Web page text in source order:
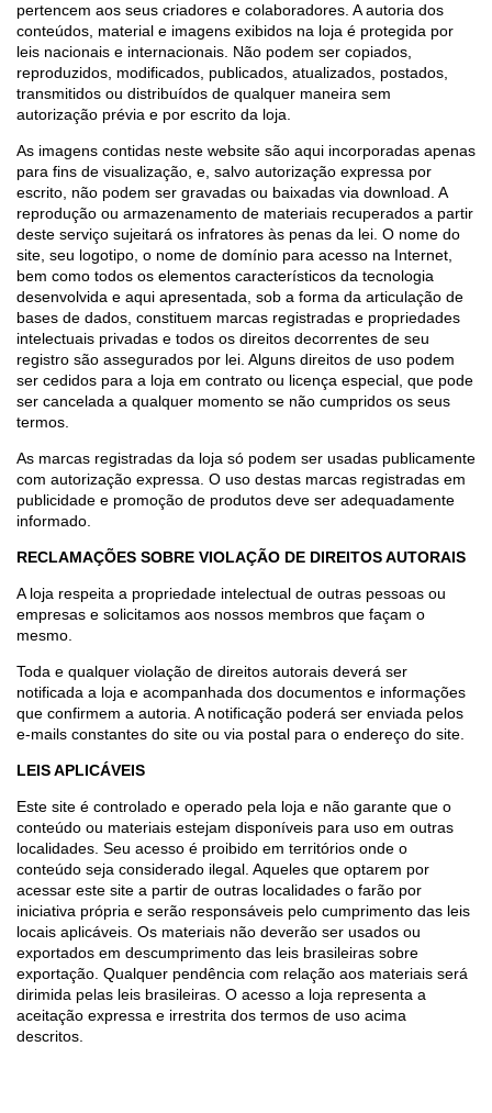
pertencem aos seus criadores e colaboradores. A autoria dos
conteúdos, material e imagens exibidos na loja é protegida por
leis nacionais e internacionais. Não podem ser copiados,
reproduzidos, modificados, publicados, atualizados, postados,
transmitidos ou distribuídos de qualquer maneira sem
autorização prévia e por escrito da loja.
As imagens contidas neste website são aqui incorporadas apenas
para fins de visualização, e, salvo autorização expressa por
escrito, não podem ser gravadas ou baixadas via download. A
reprodução ou armazenamento de materiais recuperados a partir
deste serviço sujeitará os infratores às penas da lei. O nome do
site, seu logotipo, o nome de domínio para acesso na Internet,
bem como todos os elementos característicos da tecnologia
desenvolvida e aqui apresentada, sob a forma da articulação de
bases de dados, constituem marcas registradas e propriedades
intelectuais privadas e todos os direitos decorrentes de seu
registro são assegurados por lei. Alguns direitos de uso podem
ser cedidos para a loja em contrato ou licença especial, que pode
ser cancelada a qualquer momento se não cumpridos os seus
termos.
As marcas registradas da loja só podem ser usadas publicamente
com autorização expressa. O uso destas marcas registradas em
publicidade e promoção de produtos deve ser adequadamente
informado.
RECLAMAÇÕES SOBRE VIOLAÇÃO DE DIREITOS AUTORAIS
A loja respeita a propriedade intelectual de outras pessoas ou
empresas e solicitamos aos nossos membros que façam o
mesmo.
Toda e qualquer violação de direitos autorais deverá ser
notificada a loja e acompanhada dos documentos e informações
que confirmem a autoria. A notificação poderá ser enviada pelos
e-mails constantes do site ou via postal para o endereço do site.
LEIS APLICÁVEIS
Este site é controlado e operado pela loja e não garante que o
conteúdo ou materiais estejam disponíveis para uso em outras
localidades. Seu acesso é proibido em territórios onde o
conteúdo seja considerado ilegal. Aqueles que optarem por
acessar este site a partir de outras localidades o farão por
iniciativa própria e serão responsáveis pelo cumprimento das leis
locais aplicáveis. Os materiais não deverão ser usados ou
exportados em descumprimento das leis brasileiras sobre
exportação. Qualquer pendência com relação aos materiais será
dirimida pelas leis brasileiras. O acesso a loja representa a
aceitação expressa e irrestrita dos termos de uso acima
descritos.